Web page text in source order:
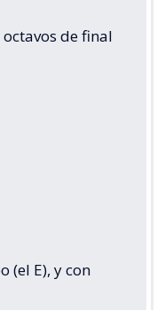
de final
(el E), y con